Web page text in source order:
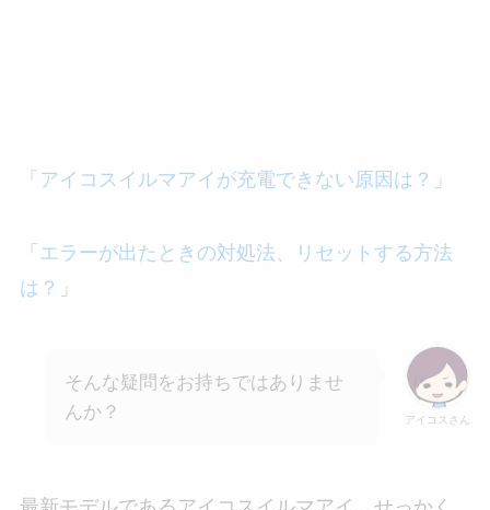
アイコスイルマアイが充電できない原因は？
エラーが出たときの対処法、リセットする方法
は？
アイコスさん
そんな疑問をお持ちではありませ
んか？